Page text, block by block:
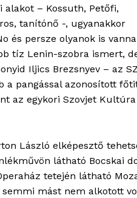
– Kossuth, Petőfi,
tanítónő -, ugyanakkor
és persze olyanok is
tíz Lenin-szobra ismert,
Iljics Brezsnyev – az
a pangással azonosított
az egykori Szovjet Kultúra
László elképesztő
látható Bocskai
tetején látható
mást nem alkotott